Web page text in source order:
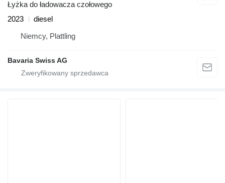
Łyżka do ładowacza czołowego
2023
diesel
Niemcy, Plattling
Bavaria Swiss AG